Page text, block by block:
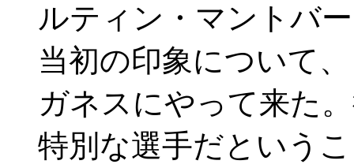
ルティン・マントバ
当初の印象について
ガネスにやって来た
特別な選手だという